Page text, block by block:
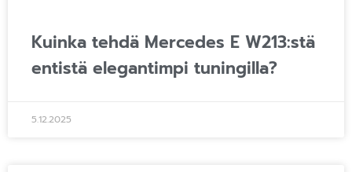
Kuinka tehdä Mercedes E W213:stä
entistä elegantimpi tuningilla?
5.12.2025